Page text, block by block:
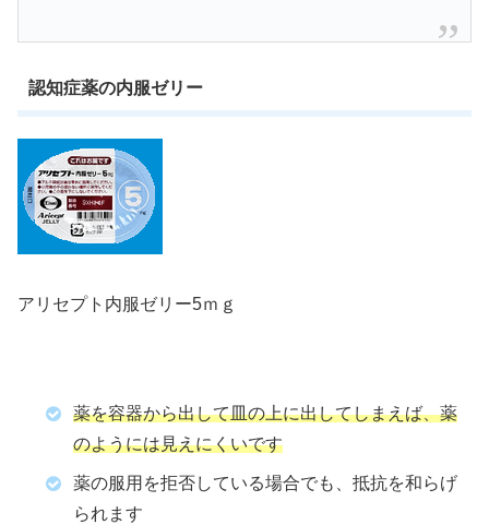
認知症薬の内服ゼリー
アリセプト内服ゼリー5ｍｇ
薬を容器から出して皿の上に出してしまえば、薬
のようには見えにくいです
薬の服用を拒否している場合でも、抵抗を和らげ
られます